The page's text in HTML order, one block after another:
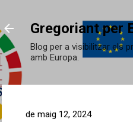
Gregoriant per
Blog per a visibilitzar els
amb Europa.
de maig 12, 2024